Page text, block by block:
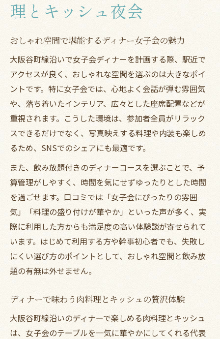
理とキッシュ夜会
おしゃれ空間で堪能するディナー女子会の魅力
大阪谷町線沿いで女子会ディナーを計画する際、駅近で
アクセスが良く、おしゃれな空間を選ぶのは大きなポイ
ントです。特に女子会では、心地よく会話が弾む雰囲気
や、落ち着いたインテリア、広々とした座席配置などが
重視されます。こうした環境は、参加者全員がリラック
スできるだけでなく、写真映えする料理や内装も楽しめ
るため、SNSでのシェアにも最適です。
また、飲み放題付きのディナーコースを選ぶことで、予
算管理がしやすく、時間を気にせずゆったりとした時間
を過ごせます。口コミでは「女子会にぴったりの雰囲
気」「料理の盛り付けが華やか」といった声が多く、実
際に利用した方からも満足度の高い体験談が寄せられて
います。はじめて利用する方や幹事初心者でも、失敗し
にくい選び方のポイントとして、おしゃれ空間と飲み放
題の有無は外せません。
ディナーで味わう肉料理とキッシュの贅沢体験
大阪谷町線沿いのディナーで楽しめる肉料理とキッシュ
は、女子会のテーブルを一気に華やかにしてくれる代表